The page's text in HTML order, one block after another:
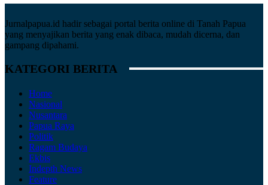
Jurnalpapua.id hadir sebagai portal berita online di Tanah Papua
yang menyajikan berita yang enak dibaca, mudah dicerna, dan
gampang dipahami.
KATEGORI BERITA
Home
Nasional
Nusantara
Papua Raya
Politik
Ragam Budaya
Ekbis
Indepth News
Feature